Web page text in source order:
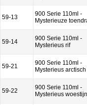
59-13
900 Serie 110ml -
Mysterieuze
59-14
900 Serie 110ml -
Mysterieus rif
59-21
900 Serie 110ml -
Mysterieus
59-22
900 Serie 110ml -
Mysterieus